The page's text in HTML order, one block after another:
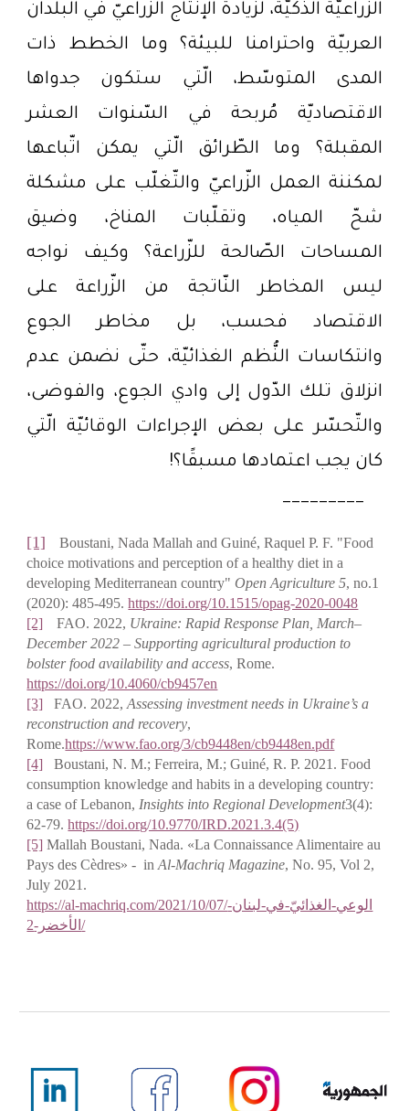
الزّراعيّة الذّكيّة، لزيادة الإنتاج الزّراعيّ في البلدان
العربيّة واحترامنا للبيئة؟ وما الخطط ذات
المدى المتوسّط، الّتي ستكون جدواها
الاقتصاديّة مُربحة في السّنوات العشر
المقبلة؟ وما الطّرائق الّتي يمكن اتّباعها
لمكننة العمل الزّراعيّ والتّغلّب على مشكلة
شحّ المياه، وتقلّبات المناخ، وضيق
المساحات الصّالحة للزّراعة؟ وكيف نواجه
ليس المخاطر النّاتجة من الزّراعة على
الاقتصاد فحسب، بل مخاطر الجوع
وانتكاسات النُّظم الغذائيّة، حتّى نضمن عدم
انزلاق تلك الدّول إلى وادي الجوع، والفوضى،
والتّحسّر على بعض الإجراءات الوقائيّة الّتي
كان يجب اعتمادها مسبقًا؟!
_________
[1]
Boustani, Nada Mallah and Guiné, Raquel P. F. "Food
choice motivations and perception of a healthy diet in a
developing Mediterranean country" Open Agriculture 5, no.1
(2020): 485-495.https://doi.org/10.1515/opag-2020-0048
[2]
FAO. 2022, Ukraine: Rapid Response Plan, March–
December 2022 – Supporting agricultural production to
bolster food availability and access, Rome.
https://doi.org/10.4060/cb9457en
[3]
FAO. 2022,Assessing investment needs in Ukraine’s a
reconstruction and recovery,
Rome.https://www.fao.org/3/cb9448en/cb9448en.pdf
[4]
Boustani, N. M.; Ferreira, M.; Guiné, R. P. 2021. Food
consumption knowledge and habits in a developing country:
a case of Lebanon,Insights into Regional Development3(4):
62-79.https://doi.org/10.9770/IRD.2021.3.4(5)
[5] Mallah Boustani, Nada. «La Connaissance Alimentaire au
Pays des Cèdres» - inAl-Machriq Magazine, No. 95, Vol 2,
July 2021.
https://al-machriq.com/2021/10/07/الوعي-الغذائيّ-في-لبنان-
الأخضر-2/